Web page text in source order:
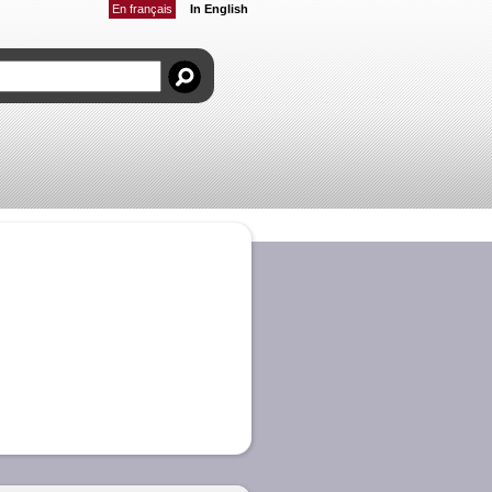
En français In English